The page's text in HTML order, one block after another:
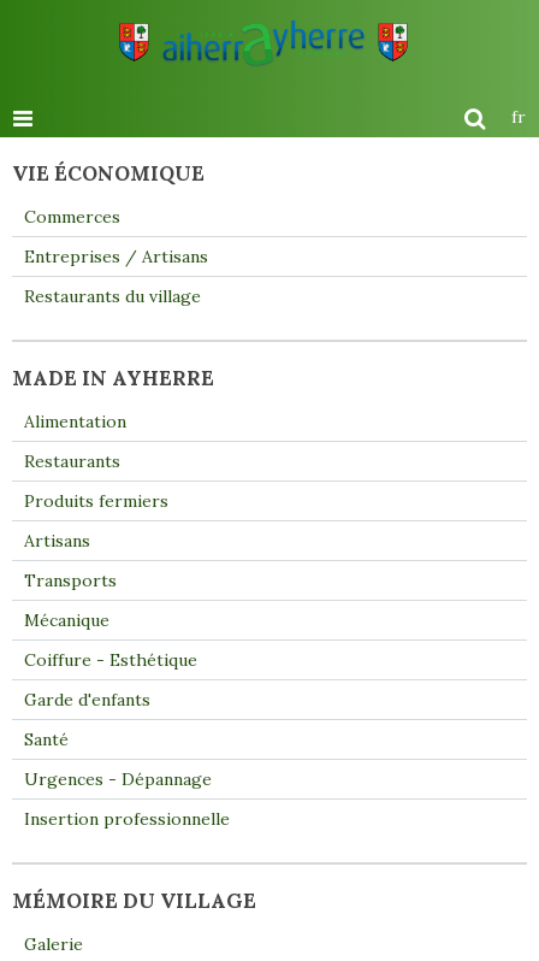
fr
VIE ÉCONOMIQUE
Commerces
Entreprises / Artisans
Restaurants du village
MADE IN AYHERRE
Alimentation
Restaurants
Produits fermiers
Artisans
Transports
Mécanique
Coiffure - Esthétique
Garde d'enfants
Santé
Urgences - Dépannage
Insertion professionnelle
MÉMOIRE DU VILLAGE
Galerie